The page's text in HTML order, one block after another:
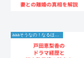
aaaそうなの！なるほど！情報